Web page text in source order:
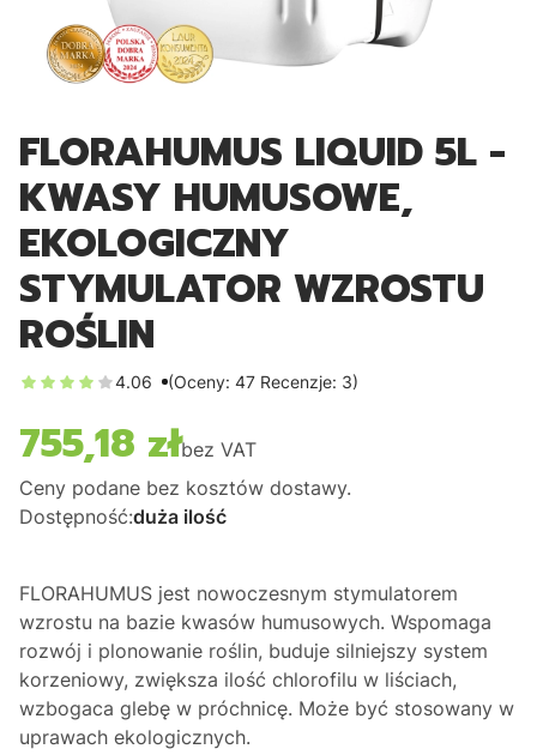
FLORAHUMUS LIQUID 5L -
KWASY HUMUSOWE,
EKOLOGICZNY
STYMULATOR WZROSTU
ROŚLIN
4.06 (Oceny: 47 Recenzje: 3)
Cena
755,18 złbez VAT
Ceny podane bez kosztów dostawy.
Dostępność:duża ilość
FLORAHUMUS jest nowoczesnym stymulatorem
wzrostu na bazie kwasów humusowych. Wspomaga
rozwój i plonowanie roślin, buduje silniejszy system
korzeniowy, zwiększa ilość chlorofilu w liściach,
wzbogaca glebę w próchnicę. Może być stosowany w
uprawach ekologicznych.